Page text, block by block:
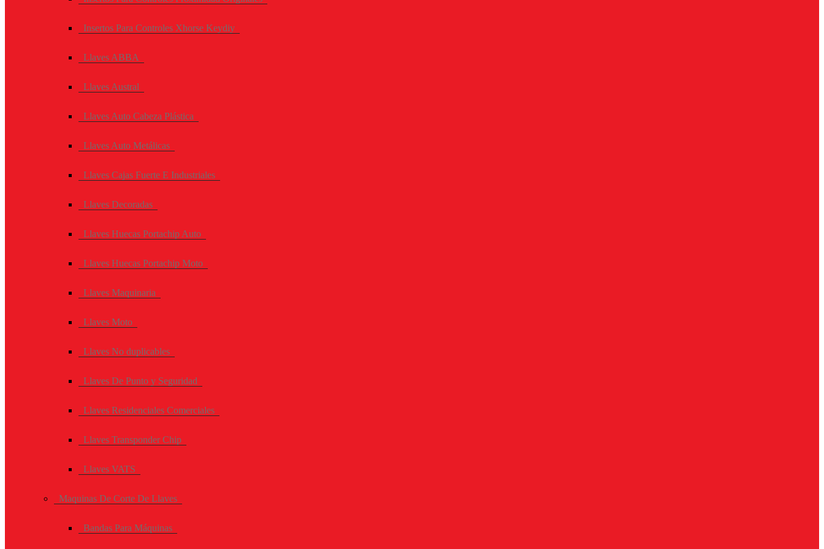
Insertos Para Controles Xhorse Keydiy
Llaves ABBA
Llaves Austral
Llaves Auto Cabeza Plástica
Llaves Auto Metálicas
Llaves Cajas Fuerte E Industriales
Llaves Decoradas
Llaves Huecas Portachip Auto
Llaves Huecas Portachip Moto
Llaves Maquinaria
Llaves Moto
Llaves No duplicables
Llaves De Punto y Seguridad
Llaves Residenciales Comerciales
Llaves Transponder Chip
Llaves VATS
Maquinas De Corte De Llaves
Bandas Para Máquinas